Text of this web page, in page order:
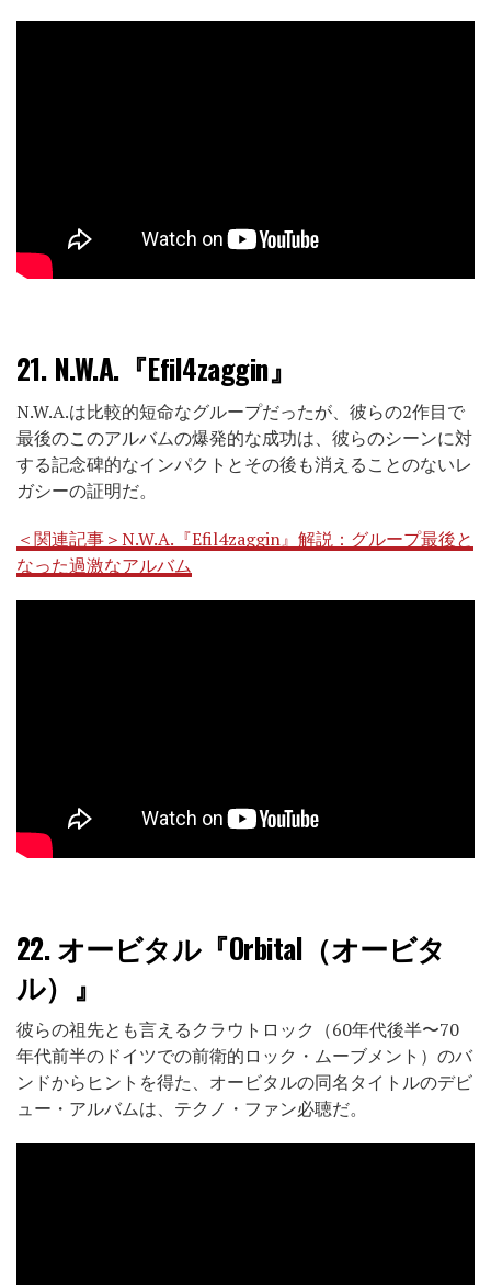
21. N.W.A.『Efil4zaggin』
N.W.A.は比較的短命なグループだったが、彼らの2作目で
最後のこのアルバムの爆発的な成功は、彼らのシーンに対
する記念碑的なインパクトとその後も消えることのないレ
ガシーの証明だ。
＜関連記事＞N.W.A.『Efil4zaggin』解説：グループ最後と
なった過激なアルバム
22.オービタル『Orbital（オービタ
ル）』
彼らの祖先とも言えるクラウトロック（60年代後半〜70
年代前半のドイツでの前衛的ロック・ムーブメント）のバ
ンドからヒントを得た、オービタルの同名タイトルのデビ
ュー・アルバムは、テクノ・ファン必聴だ。